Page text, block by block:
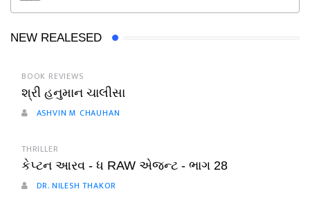
NEW REALESED
BOOK REVIEWS
શ્રી હનુમાન ચાલીસા
ASHVIN M CHAUHAN
THRILLER
કેપ્ટન આરવ - ધ RAW એજન્ટ - ભાગ 28
DR. NILESH THAKOR